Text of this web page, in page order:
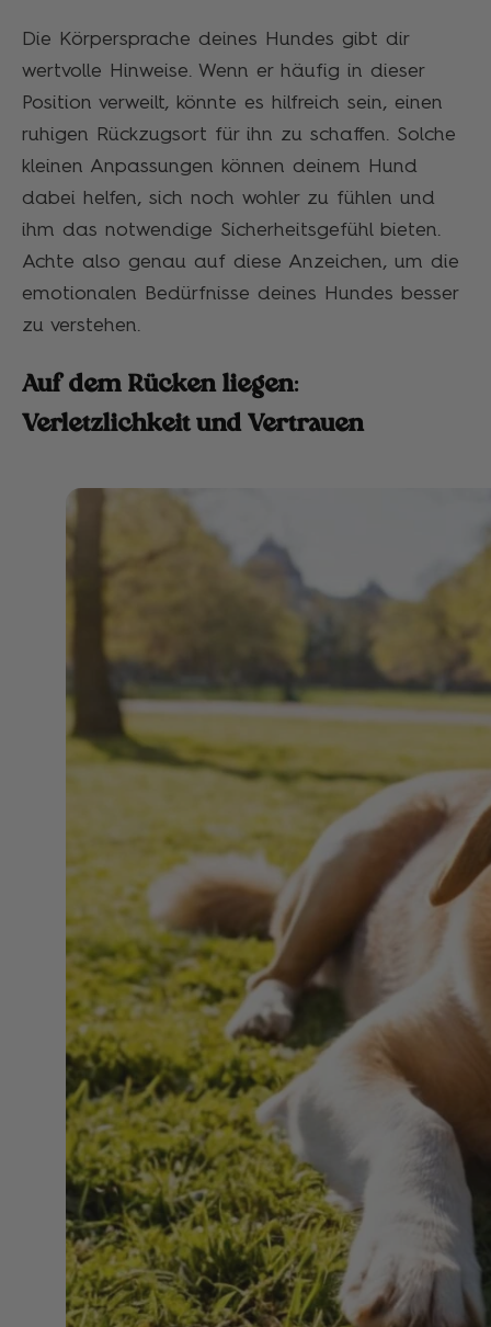
Die Körpersprache deines Hundes gibt dir
wertvolle Hinweise. Wenn er häufig in dieser
Position verweilt, könnte es hilfreich sein, einen
ruhigen Rückzugsort für ihn zu schaffen. Solche
kleinen Anpassungen können deinem Hund
dabei helfen, sich noch wohler zu fühlen und
ihm das notwendige Sicherheitsgefühl bieten.
Achte also genau auf diese Anzeichen, um die
emotionalen Bedürfnisse deines Hundes besser
zu verstehen.
Auf dem Rücken liegen:
Verletzlichkeit und Vertrauen